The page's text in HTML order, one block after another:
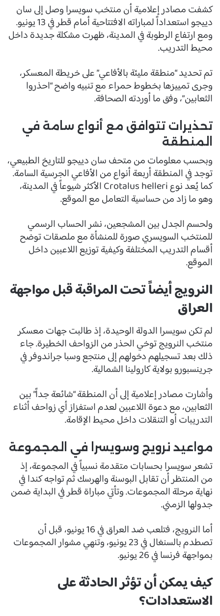
كشفت مصادر إعلامية أن منتخب سويسرا وصل إلى سان
دييجو استعداداً لمباراته الافتتاحية أمام قطر في 13 يونيو.
ومع ارتفاع الرطوبة في المدينة، ظهرت مشكلة جديدة داخل
محيط التدريب.
تم تحديد “منطقة مليئة بالأفاعي” على خريطة المعسكر،
وجرى تمييزها بخطوط حمراء مع تنبيه واضح “احذروا
الثعابين”، وفق ما أوردته الصحافة.
تحذيرات تتوافق مع أنواع سامة في
المنطقة
وبحسب معلومات من متحف سان دييجو للتاريخ الطبيعي،
توجد في المنطقة أربعة أنواع من الأفاعي الجرسية السامة.
كما يُعد نوع Crotalus helleri الأكثر شيوعاً في المدينة،
وهو ما زاد من حساسية التعامل مع الموقع.
ولحسم الجدل بين المشجعين، نشر الحساب الرسمي
للمنتخب السويسري صورة للمنشأة مع ملصقات توضح
أقسام التدريب المختلفة وكيفية توزيع اللاعبين داخل
الموقع.
النرويج أيضاً تحت المراقبة قبل مواجهة
العراق
لم تكن سويسرا الدولة الوحيدة، إذ طالبت جهات معسكر
منتخب النرويج توخي الحذر من الزواحف الخطيرة. جاء
ذلك بعد تسجيلهم دخولهم إلى منتجع وسبا جراندوفر في
جرينسبورو بولاية كارولينا الشمالية.
وأشارت مصادر إعلامية إلى أن المنطقة “شائعة جداً” بين
الثعابين، مع دعوة اللاعبين لعدم استفزاز أي زواحف أثناء
التدريبات أو التنقلات داخل محيط الإقامة.
مواعيد نرويج وسويسرا في المجموعة
تشعر سويسرا بحسابات متقدمة نسبياً في المجموعة، إذ
من المنتظر أن تقابل البوسنة والهرسك ثم تواجه كندا في
نهاية مرحلة المجموعات. وتأتي مباراة قطر في البداية ضمن
جدولها الزمني.
أما النرويج، فتلعب ضد العراق في 16 يونيو، قبل أن
تصطدم بالسنغال في 23 يونيو، وتنهي مشوار المجموعات
بمواجهة فرنسا في 26 يونيو.
كيف يمكن أن تؤثر الحادثة على
الاستعدادات؟